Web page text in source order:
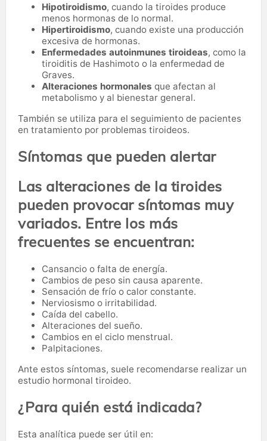
Hipotiroidismo, cuando la tiroides produce
menos hormonas de lo normal.
Hipertiroidismo, cuando existe una producción
excesiva de hormonas.
Enfermedades autoinmunes tiroideas, como la
tiroiditis de Hashimoto o la enfermedad de
Graves.
Alteraciones hormonales que afectan al
metabolismo y al bienestar general.
También se utiliza para el seguimiento de pacientes
en tratamiento por problemas tiroideos.
Síntomas que pueden alertar
Las alteraciones de la tiroides
pueden provocar síntomas muy
variados. Entre los más
frecuentes se encuentran:
Cansancio o falta de energía.
Cambios de peso sin causa aparente.
Sensación de frío o calor constante.
Nerviosismo o irritabilidad.
Caída del cabello.
Alteraciones del sueño.
Cambios en el ciclo menstrual.
Palpitaciones.
Ante estos síntomas, suele recomendarse realizar un
estudio hormonal tiroideo.
¿Para quién está indicada?
Esta analítica puede ser útil en: